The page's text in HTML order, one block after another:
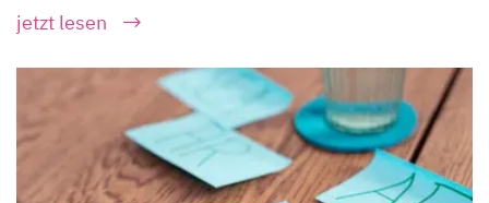
jetzt lesen